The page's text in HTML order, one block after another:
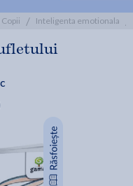
/ Inteligenta emotionala